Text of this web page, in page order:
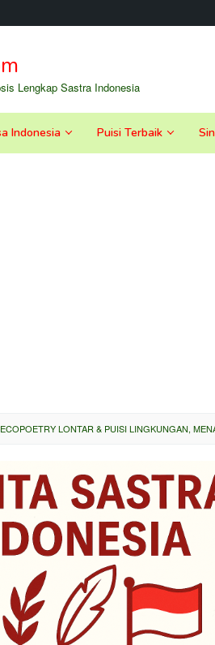
Lengkap Sastra Indonesia
Indonesia Puisi Terbaik
LONTAR & PUISI LINGKUNGAN,